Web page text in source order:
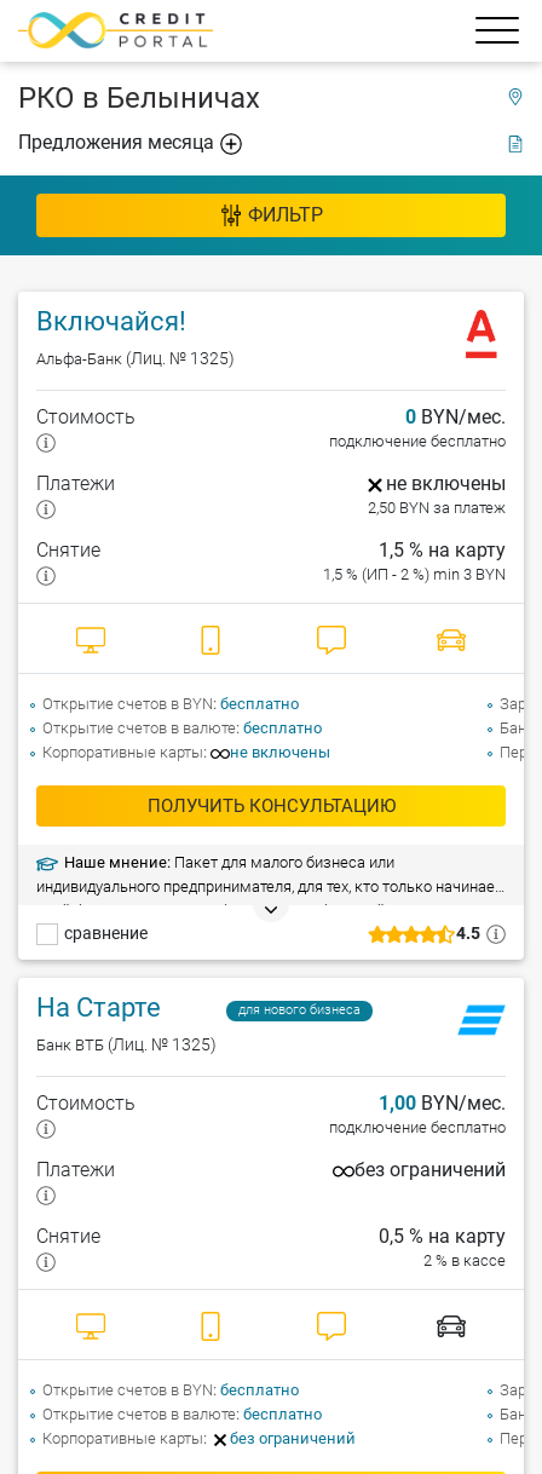
РКО в Белыничах
Предложения месяца
ФИЛЬТР
Включайся!
Альфа-Банк (Лиц. № 1325)
4.5
сравнение
Стоимость 0 BYN/мес.
подключение бесплатно
Платежи не включены
2,50 BYN за платеж
Снятие 1,5 % на карту
1,5 % (ИП - 2 %) min 3 BYN
ПОЛУЧИТЬ КОНСУЛЬТАЦИЮ
Открытие счетов в BYN бесплатно
Открытие счетов в валюте бесплатно
Корпоративные карты
не включены
Наше мнение: Пакет для малого бизнеса или
индивидуального предпринимателя, для тех, кто только начинает
свой бизнес. Удаленное оформление – быстрый выезд
менеджера банка к вам с необходимыми документами.
Бесплатное открытие и ведение счета, сдача выручки через
и другие приятные мелочи, которые помогают вести бизнес с
На Старте для нового бизнеса
Банк ВТБ (Лиц. № 1325)
Стоимость 1,00 BYN/мес.
подключение бесплатно
Платежи без ограничений
Снятие 0,5 % на карту
2 % в кассе
Открытие счетов в BYN бесплатно
Открытие счетов в валюте бесплатно
Корпоративные карты
без ограничений